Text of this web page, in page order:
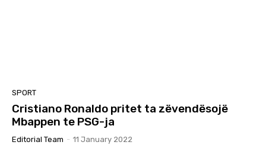
SPORT
Cristiano Ronaldo pritet ta zëvendësojë
Mbappen te PSG-ja
Editorial Team - 11 January 2022